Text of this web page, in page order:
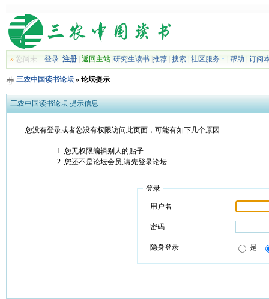
»您尚未 登录 注册| 返回主站| 研究生读书| 推荐| 搜索| 社区服务 帮助 订阅
三农中国读书论坛» 论坛提示
三农中国读书论坛 提示信息
您没有登录或者您没有权限访问此页面，可能有如下几个原因:
您无权限编辑别人的贴子
您还不是论坛会员,请先登录论坛
登录
用户名
密码
隐身登录 是